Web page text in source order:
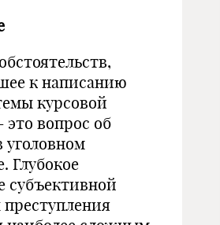
к написанию
курсовой
это вопрос об
уголовном
Глубокое
субъективной